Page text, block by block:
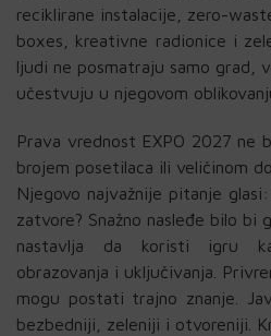
reciklirane instalacije, zero-
boxes, kreativne radionice i
ljudi ne posmatraju samo grad,
učestvuju u njegovom
Prava vrednost EXPO 2027 ne
brojem posetilaca ili veličinom
Njegovo najvažnije pitanje
zatvore? Snažno nasleđe bilo bi
nastavlja da koristi igru
obrazovanja i uključivanja.
mogu postati trajno znanje.
bezbedniji, zeleniji i otvoreniji.